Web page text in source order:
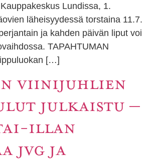
Lundissa, 1.
läheisyydessä torstaina 11.7.
ja kahden päivän liput voi
TAPAHTUMAN
[…]
VIINIJUHLIEN
JULKAISTU –
ILLAN
JVG JA